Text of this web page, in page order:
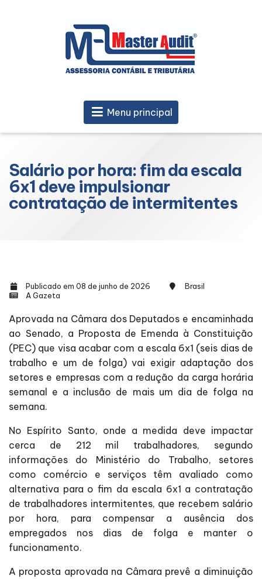
Menu principal
Salário por hora: fim da escala
6x1 deve impulsionar
contratação de intermitentes
Publicado em 08 de junho de 2026
Brasil
A Gazeta
Aprovada na Câmara dos Deputados e encaminhada
ao Senado, a Proposta de Emenda à Constituição
(PEC) que visa acabar com a escala 6x1 (seis dias de
trabalho e um de folga) vai exigir adaptação dos
setores e empresas com a redução da carga horária
semanal e a inclusão de mais um dia de folga na
semana.
No Espírito Santo, onde a medida deve impactar
cerca de 212 mil trabalhadores, segundo
informações do Ministério do Trabalho, setores
como comércio e serviços têm avaliado como
alternativa para o fim da escala 6x1 a contratação
de trabalhadores intermitentes, que recebem salário
por hora, para compensar a ausência dos
empregados nos dias de folga e manter o
funcionamento.
A proposta aprovada na Câmara prevê a diminuição